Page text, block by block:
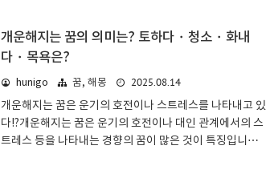
지 않는 꿈: 기본적인 의미 & 심리 상태꿈 해몽에서 무언가
가 나오지 않는다는 것은 기력이나 건강운의 저하를 나타
냅니다. 나와야 할 것, 당연히 나와야 할 것이 나오지 않는
가 됩니다.금전운=경제 상태의 불안정함을 나타내는 경우
도 있지만, 기력이나 체력 저하로 인한 건강운이 좋지 않은
경우가 많으므로 주의해야 합니다. 몸이 안 좋다고 생각되
개운해지는 꿈의 의미는? 토하다・청소・화내
다・목욕은?
hunigo 꿈, 해몽
2025.08.14
개운해지는 꿈은 운기의 호전이나 스트레스를 나타내고 있
다!?개운해지는 꿈은 운기의 호전이나 대인 관계에서의 스
트레스 등을 나타내는 경향의 꿈이 많은 것이 특징입니다.